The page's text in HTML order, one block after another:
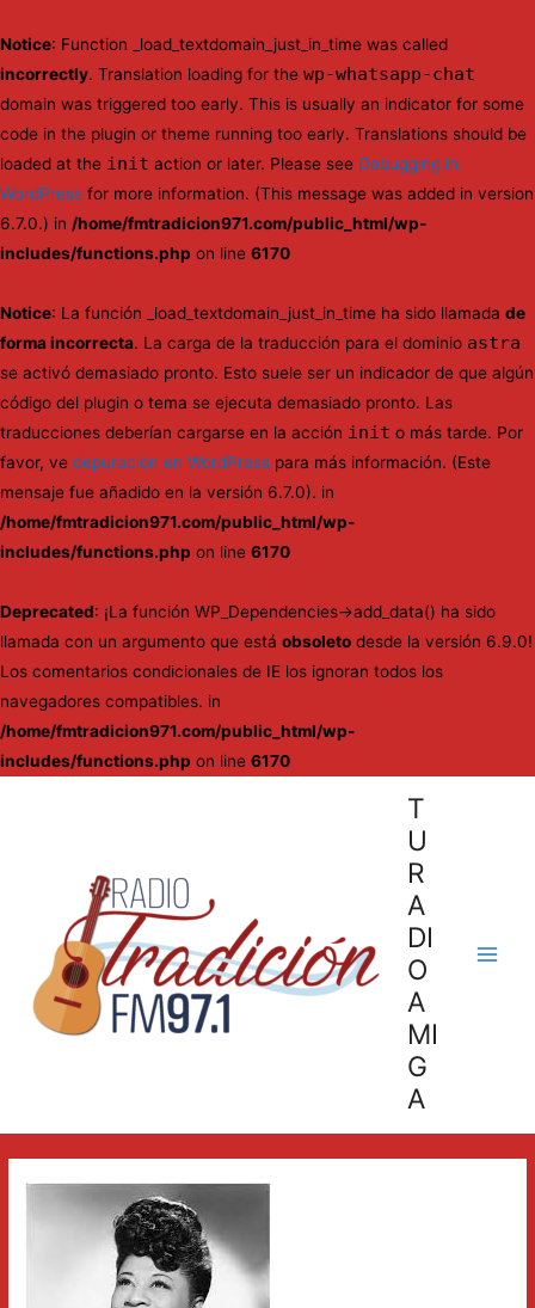
Notice: Function _load_textdomain_just_in_time was called
incorrectly. Translation loading for the wp-whatsapp-chat
domain was triggered too early. This is usually an indicator for some
code in the plugin or theme running too early. Translations should be
loaded at the init action or later. Please see Debugging in
WordPress for more information. (This message was added in version
6.7.0.) in /home/fmtradicion971.com/public_html/wp-
includes/functions.php on line 6170
Notice: La función _load_textdomain_just_in_time ha sido llamada de
forma incorrecta. La carga de la traducción para el dominio astra
se activó demasiado pronto. Esto suele ser un indicador de que algún
código del plugin o tema se ejecuta demasiado pronto. Las
traducciones deberían cargarse en la acción init o más tarde. Por
favor, ve depuración en WordPress para más información. (Este
mensaje fue añadido en la versión 6.7.0). in
/home/fmtradicion971.com/public_html/wp-
includes/functions.php on line 6170
Deprecated: ¡La función WP_Dependencies->add_data() ha sido
llamada con un argumento que está obsoleto desde la versión 6.9.0!
Los comentarios condicionales de IE los ignoran todos los
navegadores compatibles. in
/home/fmtradicion971.com/public_html/wp-
includes/functions.php on line 6170
T
U
R
A
DI
O
A
MI
G
A